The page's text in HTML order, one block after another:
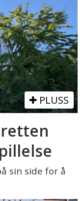
PLUSS
sin side for å